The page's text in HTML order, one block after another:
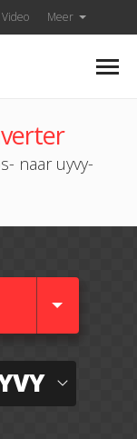
Meer
naar uyvy-